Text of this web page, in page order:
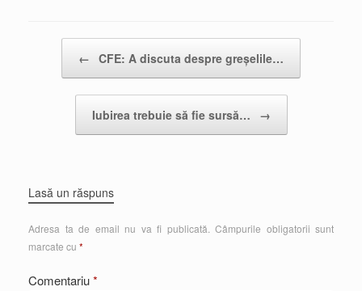
← CFE: A discuta despre greșelile…
Iubirea trebuie să fie sursă… →
Lasă un răspuns
Adresa ta de email nu va fi publicată. Câmpurile obligatorii sunt
marcate cu *
Comentariu*